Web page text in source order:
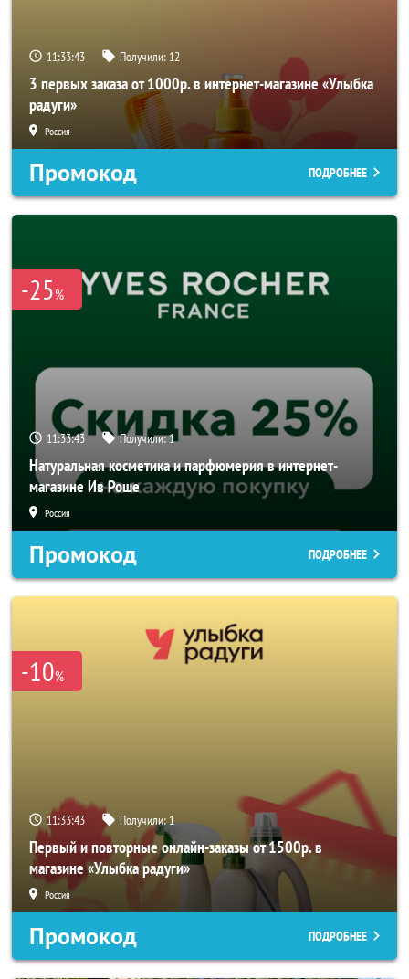
11:33:41 Получили: 12
3 первых заказа от 1000р. в интернет-магазине «Улыбка
радуги»
Россия
Промокод ПОДРОБНЕЕ
-25%
11:33:41 Получили:1
Натуральная косметика и парфюмерия в интернет-
магазине Ив Роше
Россия
Промокод ПОДРОБНЕЕ
-10%
11:33:41 Получили:1
Первый и повторные онлайн-заказы от 1500р. в
магазине «Улыбка радуги»
Россия
Промокод ПОДРОБНЕЕ